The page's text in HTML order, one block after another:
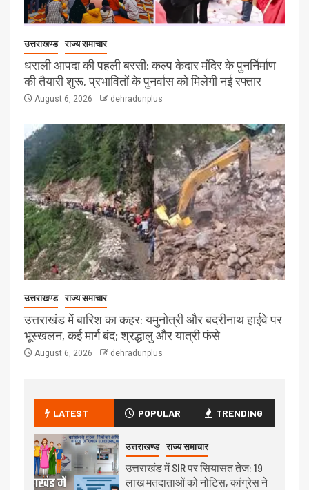
उत्तराखण्ड राज्य समाचार
धराली आपदा की पहली बरसी: कल्प केदार मंदिर के पुनर्निर्माण
की तैयारी शुरू, प्रभावितों के पुनर्वास को मिलेगी नई रफ्तार
August 6, 2026 dehradunplus
उत्तराखण्ड राज्य समाचार
उत्तराखंड में बारिश का कहर: यमुनोत्री और बदरीनाथ हाईवे पर
भूस्खलन, कई मार्ग बंद; श्रद्धालु और यात्री फंसे
August 6, 2026 dehradunplus
LATEST POPULAR TRENDING
उत्तराखण्ड राज्य समाचार
उत्तराखंड में SIR पर सियासत तेज: 19
लाख मतदाताओं को नोटिस, कांग्रेस ने